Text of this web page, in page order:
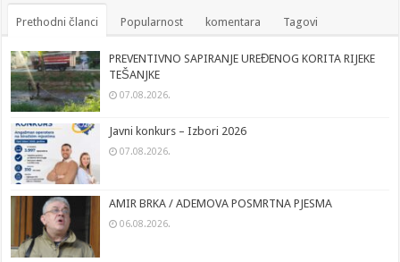
Prethodni članci Popularnost komentara Tagovi
PREVENTIVNO SAPIRANJE UREĐENOG KORITA RIJEKE
TEŠANJKE
07.08.2026.
Javni konkurs – Izbori 2026
07.08.2026.
AMIR BRKA / ADEMOVA POSMRTNA PJESMA
06.08.2026.